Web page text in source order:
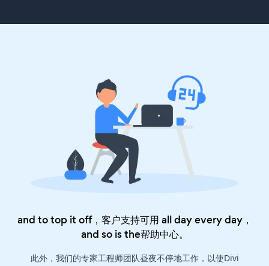
and to top it off，客户支持可用 all day every day，
and so is the帮助中心。
此外，我们的专家工程师团队昼夜不停地工作，以使Divi